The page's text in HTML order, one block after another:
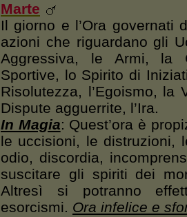
Marte
Il giorno e l’Ora governati
azioni che riguardano gli
Aggressiva, le Armi, la
Sportive, lo Spirito di
Risolutezza, l’Egoismo,
Dispute agguerrite, l’Ira.
In Magia: Quest’ora è
le uccisioni, le distruzioni,
odio, discordia,
suscitare gli spiriti dei
Altresì si potranno
esorcismi. Ora infelice e